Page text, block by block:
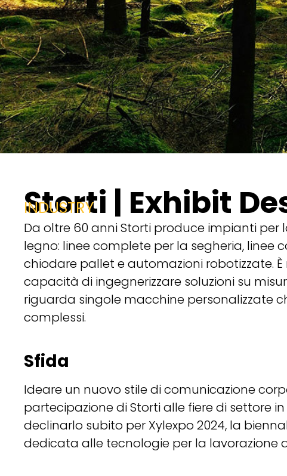
Storti | Exhibit
INDUSTRY
Da oltre 60 anni Storti produce impianti per
legno: linee complete per la segheria, linee
chiodare pallet e automazioni robotizzate.
capacità di ingegnerizzare soluzioni su
riguarda singole macchine personalizzate
complessi.
Sfida
Ideare un nuovo stile di comunicazione
partecipazione di Storti alle fiere di settore
declinarlo subito per Xylexpo 2024, la
dedicata alle tecnologie per la lavorazione